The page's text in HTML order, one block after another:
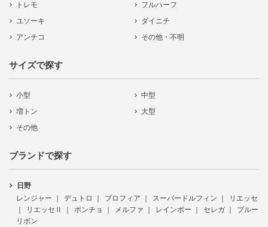
トレモ
フルハーフ
ユソーキ
ダイニチ
アンチコ
その他・不明
サイズで探す
小型
中型
増トン
大型
その他
ブランドで探す
日野
レンジャー
デュトロ プロフィア スーパードルフィン
リエッセ
リエッセⅡ
ポンチョ メルファ レインボー セレガ
ブルー
リボン